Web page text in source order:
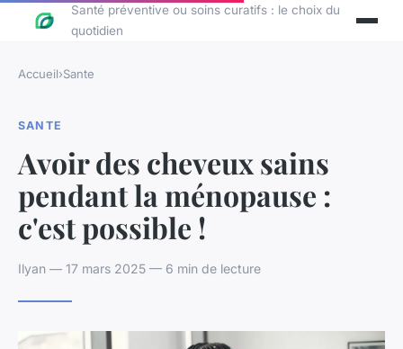
Santé préventive ou soins curatifs : le choix du
quotidien
Accueil›Sante
SANTE
Avoir des cheveux sains
pendant la ménopause :
c'est possible !
Ilyan — 17 mars 2025 — 6 min de lecture